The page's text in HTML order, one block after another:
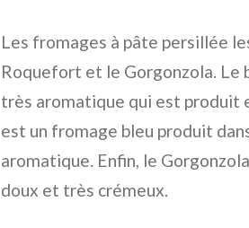
Les fromages à pâte persillée
Roquefort et le Gorgonzola. Le
très aromatique qui est produit
est un fromage bleu produit
aromatique. Enfin, le
doux et très crémeux.